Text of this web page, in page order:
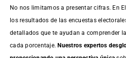
No nos limitamos a presentar cifras. En
los resultados de las encuestas
detallados que te ayudan a comprender
cada porcentaje.Nuestros expertos